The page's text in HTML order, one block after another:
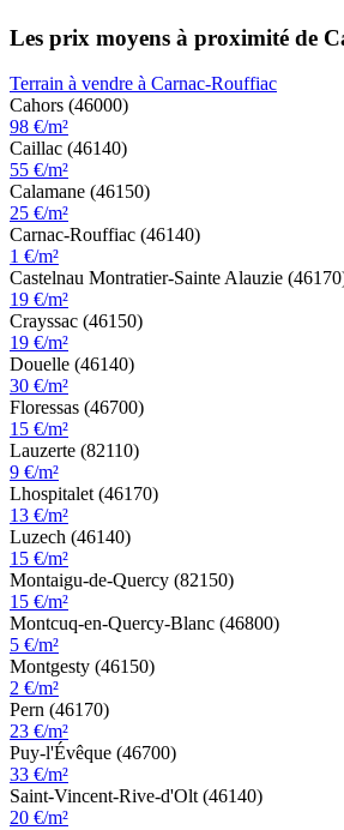
Les prix moyens à proximité de
Terrain à vendre à Carnac-Rouffiac
Cahors (46000)
98 €/m²
Caillac (46140)
55 €/m²
Calamane (46150)
25 €/m²
Carnac-Rouffiac (46140)
1 €/m²
Castelnau Montratier-Sainte Alauzie
19 €/m²
Crayssac (46150)
19 €/m²
Douelle (46140)
30 €/m²
Floressas (46700)
15 €/m²
Lauzerte (82110)
9 €/m²
Lhospitalet (46170)
13 €/m²
Luzech (46140)
15 €/m²
Montaigu-de-Quercy (82150)
15 €/m²
Montcuq-en-Quercy-Blanc (46800)
5 €/m²
Montgesty (46150)
2 €/m²
Pern (46170)
23 €/m²
Puy-l'Évêque (46700)
33 €/m²
Saint-Vincent-Rive-d'Olt (46140)
20 €/m²